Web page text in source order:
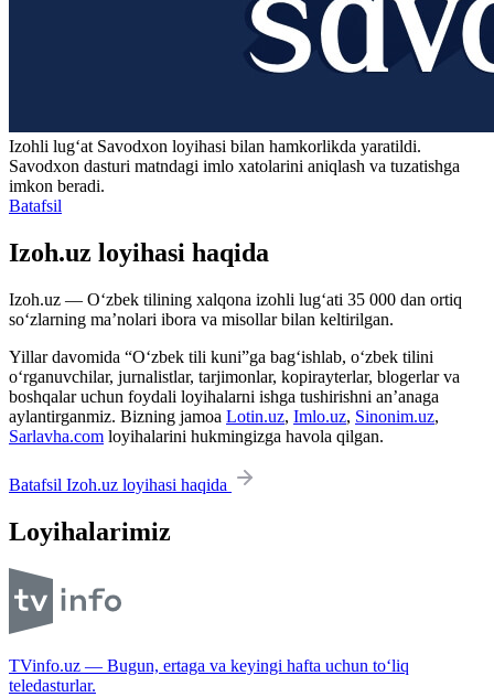
Izohli lugʻat Savodxon loyihasi bilan hamkorlikda yaratildi.
Savodxon dasturi matndagi imlo xatolarini aniqlash va tuzatishga
imkon beradi.
Batafsil
Izoh.uz loyihasi haqida
Izoh.uz — O‘zbek tilining xalqona izohli lug‘ati 35 000 dan ortiq
so‘zlarning ma’nolari ibora va misollar bilan keltirilgan.
Yillar davomida “O‘zbek tili kuni”ga bag‘ishlab, o‘zbek tilini
o‘rganuvchilar, jurnalistlar, tarjimonlar, kopirayterlar, blogerlar va
boshqalar uchun foydali loyihalarni ishga tushirishni an’anaga
aylantirganmiz. Bizning jamoa Lotin.uz, Imlo.uz, Sinonim.uz,
Sarlavha.com loyihalarini hukmingizga havola qilgan.
Batafsil Izoh.uz loyihasi haqida
Loyihalarimiz
TVinfo.uz — Bugun, ertaga va keyingi hafta uchun to‘liq
teledasturlar.